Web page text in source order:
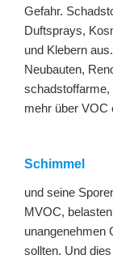
Gefahr.
Duftsprays,
und Klebern
Neubauten,
schadstoffarme,
mehr über VOC
Schimmel
und seine
MVOC,
unangenehmen
sollten. Und